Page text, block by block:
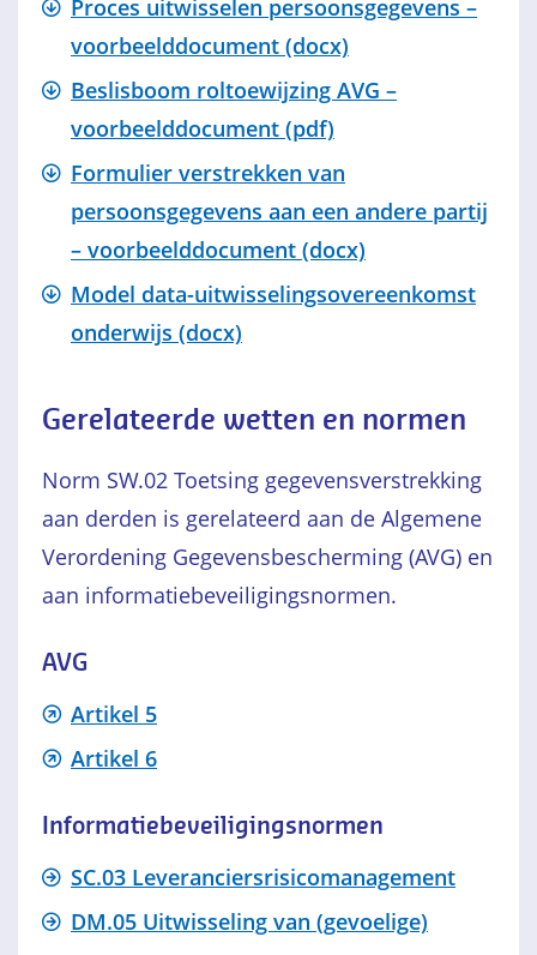
Proces uitwisselen persoonsgegevens –
voorbeelddocument (docx)
Beslisboom roltoewijzing AVG –
voorbeelddocument (pdf)
Formulier verstrekken van
persoonsgegevens aan een andere partij
– voorbeelddocument (docx)
Model data-uitwisselingsovereenkomst
onderwijs (docx)
Gerelateerde wetten en normen
Norm SW.02 Toetsing gegevensverstrekking
aan derden is gerelateerd aan de Algemene
Verordening Gegevensbescherming (AVG) en
aan informatiebeveiligingsnormen.
AVG
Artikel 5
Artikel 6
Informatiebeveiligingsnormen
SC.03 Leveranciersrisicomanagement
DM.05 Uitwisseling van (gevoelige)